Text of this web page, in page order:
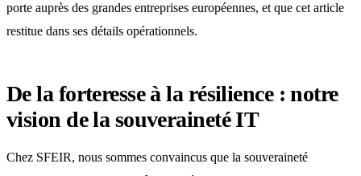
porte auprès des grandes entreprises européennes, et que cet article
restitue dans ses détails opérationnels.
De la forteresse à la résilience : notre
vision de la souveraineté IT
Chez SFEIR, nous sommes convaincus que la souveraineté